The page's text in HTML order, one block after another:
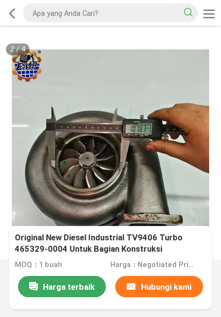
2/4
Original New Diesel Industrial TV9406 Turbo
465329-0004 Untuk Bagian Konstruksi
MOQ：1 buah Harga：Negotiated Price
Harga terbaik Hubungi kami